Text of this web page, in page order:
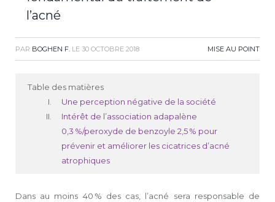
l’acné
PAR BOGHEN F. LE 30 OCTOBRE 2018 MISE AU POINT
Table des matières
Une perception négative de la société
Intérêt de l’association adapalène
0,3 %/peroxyde de benzoyle 2,5 % pour
prévenir et améliorer les cicatrices d’acné
atrophiques
Dans au moins 40 % des cas, l’acné sera responsable de